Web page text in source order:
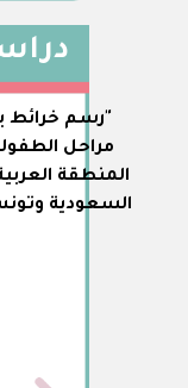
"رسم خرائط
مراحل
المنطقة
السعودية